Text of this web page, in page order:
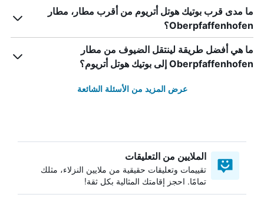
ما مدى قرب بوتيك هوتل أتريوم من أقرب مطار، مطار
Oberpfaffenhofen؟
ما هي أفضل طريقة لينتقل الضيوف من مطار
Oberpfaffenhofen إلى بوتيك هوتل أتريوم؟
عرض المزيد من الأسئلة الشائعة
الملايين من التعليقات
تقييمات وتعليقات حقيقية من ملايين النزلاء، مثلك
تمامًا. احجز إقامتك المثالية بكل ثقة!